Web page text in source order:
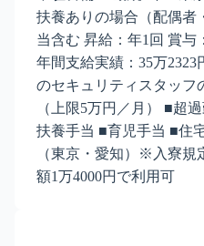
扶養ありの場合（配偶
当含む 昇給：年1回 賞
年間支給実績：35万2323
のセキュリティスタッフ
（上限5万円／月） ■超
扶養手当 ■育児手当 ■住
（東京・愛知）※入寮規
額1万4000円で利用可